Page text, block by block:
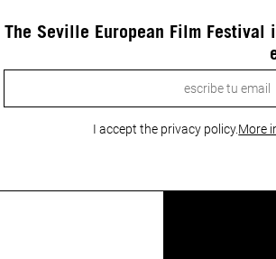
The Seville European Film Festival
I accept the privacy policy.More